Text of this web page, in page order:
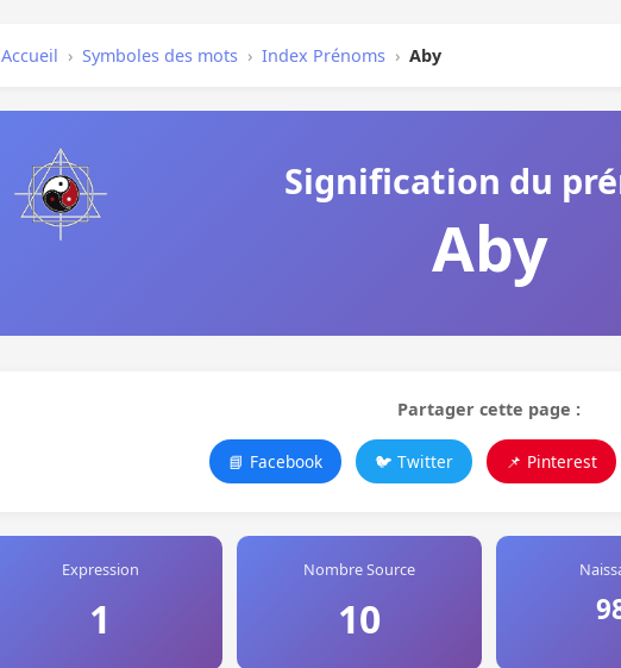
Accueil › Symboles des mots › Index Prénoms › Aby
Signification du
Aby
Partager cette page :
📘 Facebook 🐦 Twitter 📌 Pinterest
Expression
1
Nombre Source
10